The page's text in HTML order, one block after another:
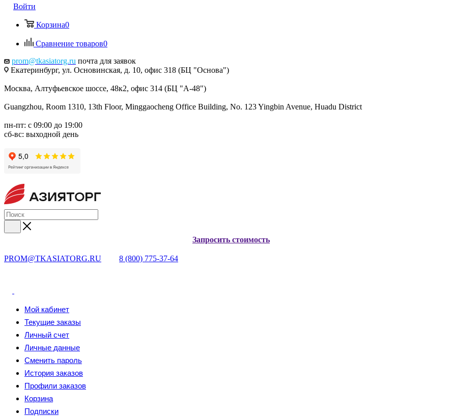
Войти
Корзина0
Сравнение товаров0
prom@tkasiatorg.ru почта для заявок
Екатеринбург, ул. Основинская, д. 10, офис 318 (БЦ "Основа")
Москва, Алтуфьевское шоссе, 48к2, офис 314 (БЦ "А-48")
Guangzhou, Room 1310, 13th Floor, Minggaocheng Office Building, No. 123 Yingbin Avenue, Huadu District
пн-пт: с 09:00 до 19:00
сб-вс: выходной день
PROM@TKASIATORG.RU 8 (800) 775-37-64
Запросить стоимость
Мой кабинет
Текущие заказы
Личный счет
Личные данные
Сменить пароль
История заказов
Профили заказов
Корзина
Подписки